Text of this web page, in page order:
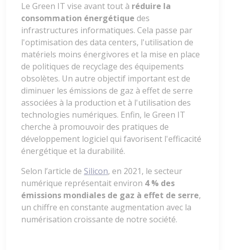
Le Green IT vise avant tout à réduire la
consommation énergétique des
infrastructures informatiques. Cela passe par
l'optimisation des data centers, l'utilisation de
matériels moins énergivores et la mise en place
de politiques de recyclage des équipements
obsolètes. Un autre objectif important est de
diminuer les émissions de gaz à effet de serre
associées à la production et à l'utilisation des
technologies numériques. Enfin, le Green IT
cherche à promouvoir des pratiques de
développement logiciel qui favorisent l'efficacité
énergétique et la durabilité.
Selon l’article de Silicon, en 2021, le secteur
numérique représentait environ 4 % des
émissions mondiales de gaz à effet de serre,
un chiffre en constante augmentation avec la
numérisation croissante de notre société.